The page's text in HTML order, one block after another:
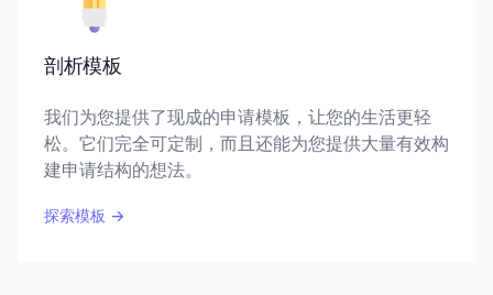
剖析模板
我们为您提供了现成的申请模板，让您的生活更轻
松。它们完全可定制，而且还能为您提供大量有效构
建申请结构的想法。
探索模板 →